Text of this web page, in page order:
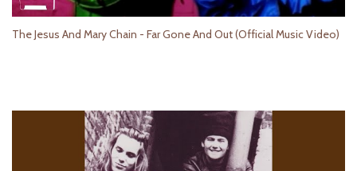
The Jesus And Mary Chain - Far Gone And Out (Official Music Video)